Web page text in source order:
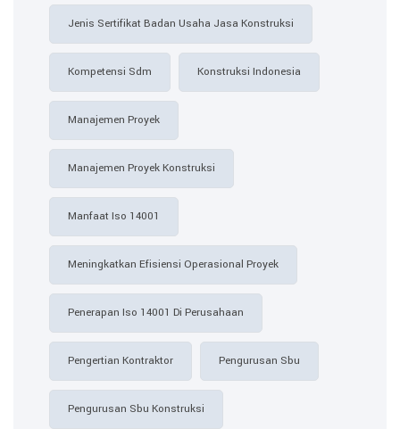
Jenis Sertifikat Badan Usaha Jasa Konstruksi
Kompetensi Sdm Konstruksi Indonesia
Manajemen Proyek
Manajemen Proyek Konstruksi
Manfaat Iso 14001
Meningkatkan Efisiensi Operasional Proyek
Penerapan Iso 14001 Di Perusahaan
Pengertian Kontraktor Pengurusan Sbu
Pengurusan Sbu Konstruksi